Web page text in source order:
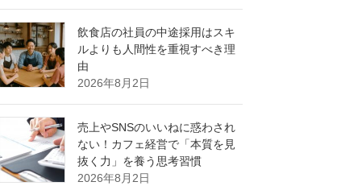
飲食店の社員の中途採用はスキ
ルよりも人間性を重視すべき理
由
2026年8月2日
売上やSNSのいいねに惑わされ
ない！カフェ経営で「本質を見
抜く力」を養う思考習慣
2026年8月2日